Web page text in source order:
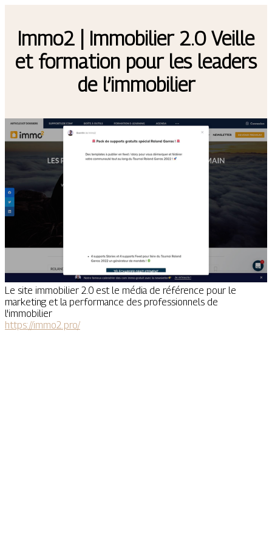
Immo2 | Immobilier 2.0 Veille
et formation pour les leaders
de l’immobilier
Le site immobilier 2.0 est le média de référence pour le
marketing et la performance des professionnels de
l'immobilier
https://immo2.pro/